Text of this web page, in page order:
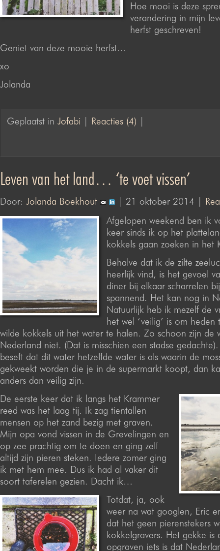
Hoe mooi is deze
verandering in mijn
herfst geschreven!
Geniet van deze mooie herfst…
xo
Jolanda
Geplaatst in Jofabi Reacties (4)
Leven van het land… ‘te voet vissen’
Door: Jolanda Boekhout | 21 oktober 2014 |
Afgelopen weekend ben ik
keer sinds ik op het
kokkels gaan zoeken in het
Behalve dat ik de zilte
heerlijk vind, is het gevoel
diner bij elkaar scharrelen
spannend. Het kan nog in
Natuurlijk heb ik mezelf de
het wel ‘veilig’ is om
wilde kokkels uit het water te halen. Zo schoon zijn de
Nederland niet. (Dat is misschien een stadse
beseft dat dit water hetzelfde water is als waarin de
gekweekt worden die je in de supermarkt koopt, dan
anders dan veilig zijn.
De eerste keer dat ik langs het Krammer
reed was het laag tij. Ik zag tientallen
mensen op het zand bezig met graven.
Mijn opa vond vissen in de Grevelingen en
op zee prachtig om te doen en ging zelf
altijd zijn pieren steken. Iedere zomer ging
ik met hem mee. Dus ik had al vaker dit
soort taferelen gezien. Dacht ik…
Totdat, ja, ook
weer na wat googlen, Eric
dat het geen pierenstekers
kokkelgravers. Het gekke is
opgraven iets is dat